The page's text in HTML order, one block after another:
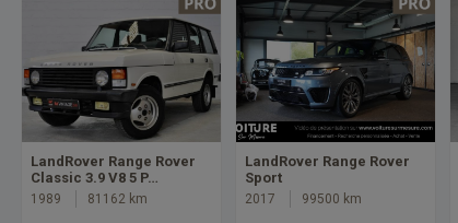
LandRover Range Rover
Classic 3.9 V8 5 P…
1989 81162 km
LandRover Range Rover
Sport
2017 99500 km